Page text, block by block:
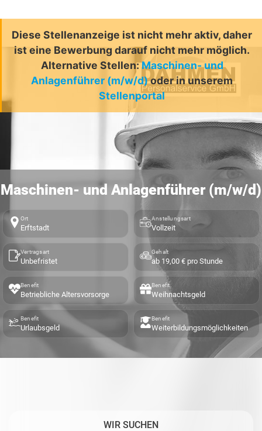
Diese Stellenanzeige ist nicht mehr aktiv, daher
ist eine Bewerbung darauf nicht mehr möglich.
Alternative Stellen:Maschinen- und
Anlagenführer (m/w/d)oder in unserem
Stellenportal
Maschinen- und Anlagenführer (m/w/d)
Ort
Erftstadt
Anstellungsart
Vollzeit
Vertragsart
Unbefristet
Gehalt
ab 19,00 € pro Stunde
Benefit
Betriebliche Altersvorsorge
Benefit
Weihnachtsgeld
Benefit
Urlaubsgeld
Benefit
Weiterbildungsmöglichkeiten
WIR SUCHEN